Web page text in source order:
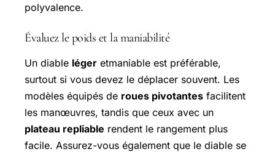
polyvalence.
Évaluez le poids et la maniabilité
Un diable léger etmaniable est préférable,
surtout si vous devez le déplacer souvent. Les
modèles équipés de roues pivotantes facilitent
les manœuvres, tandis que ceux avec un
plateau repliable rendent le rangement plus
facile. Assurez-vous également que le diable se